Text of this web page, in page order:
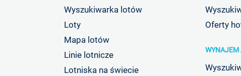
Wyszukiwarka lotów
Loty
Mapa lotów
Linie lotnicze
Lotniska na świecie
Oferty
WYNAJEM